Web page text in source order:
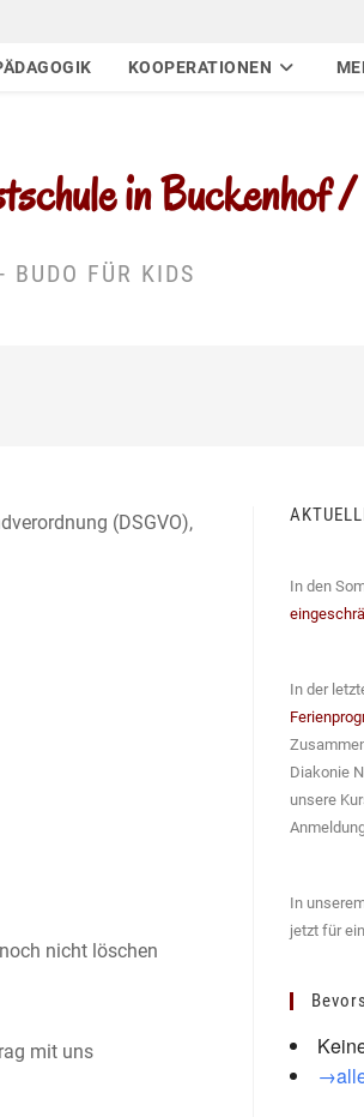
KOOPERATIONEN
in Buckenhof /
FÜR KIDS
In den
In der
Diakonie
unsere
In
jetzt für
(DSGVO),
nicht löschen
mit uns